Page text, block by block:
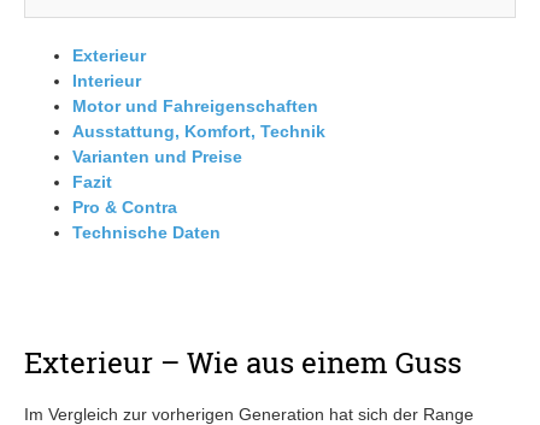
Exterieur
Interieur
Motor und Fahreigenschaften
Ausstattung, Komfort, Technik
Varianten und Preise
Fazit
Pro & Contra
Technische Daten
Exterieur – Wie aus einem Guss
Im Vergleich zur vorherigen Generation hat sich der Range